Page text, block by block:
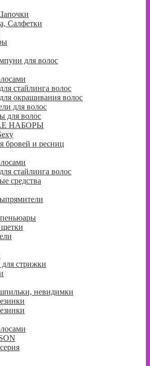
Салфетки
для волос
стайлинга волос
окрашивания волос
для волос
для волос
НАБОРЫ
бровей и ресниц
стайлинга волос
средства
щетки
стрижки
невидимки